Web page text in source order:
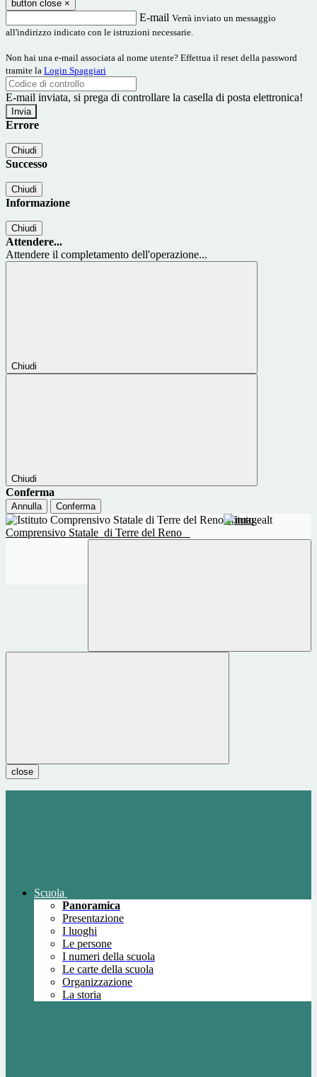
button close ×
E-mail Verrà inviato un messaggio
all'indirizzo indicato con le istruzioni necessarie.
Non hai una e-mail associata al nome utente? Effettua il reset della password
tramite la Login Spaggiari
E-mail inviata, si prega di controllare la casella di posta elettronica!
Errore
Chiudi
Successo
Chiudi
Informazione
Chiudi
Attendere...
Attendere il completamento dell'operazione...
Chiudi
Chiudi
Conferma
Annulla Conferma
Istituto
Comprensivo Statale di Terre del Reno
close
Scuola
Panoramica
Presentazione
I luoghi
Le persone
I numeri della scuola
Le carte della scuola
Organizzazione
La storia